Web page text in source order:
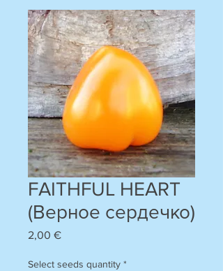
FAITHFUL HEART
(Верное сердечко)
2,00 €Price
Select seeds quantity *